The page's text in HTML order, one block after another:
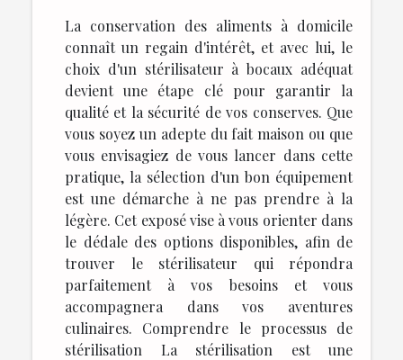
La conservation des aliments à domicile
connaît un regain d'intérêt, et avec lui, le
choix d'un stérilisateur à bocaux adéquat
devient une étape clé pour garantir la
qualité et la sécurité de vos conserves. Que
vous soyez un adepte du fait maison ou que
vous envisagiez de vous lancer dans cette
pratique, la sélection d'un bon équipement
est une démarche à ne pas prendre à la
légère. Cet exposé vise à vous orienter dans
le dédale des options disponibles, afin de
trouver le stérilisateur qui répondra
parfaitement à vos besoins et vous
accompagnera dans vos aventures
culinaires. Comprendre le processus de
stérilisation La stérilisation est une